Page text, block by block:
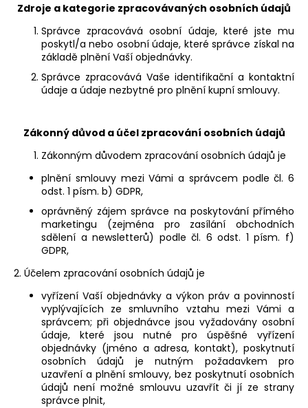
Zdroje a kategorie zpracovávaných osobních údajů
Správce zpracovává osobní údaje, které jste mu
poskytl/a nebo osobní údaje, které správce získal na
základě plnění Vaší objednávky.
Správce zpracovává Vaše identifikační a kontaktní
údaje a údaje nezbytné pro plnění kupní smlouvy.
Zákonný důvod a účel zpracování osobních údajů
Zákonným důvodem zpracování osobních údajů je
plnění smlouvy mezi Vámi a správcem podle čl. 6
odst. 1 písm. b) GDPR,
oprávněný zájem správce na poskytování přímého
marketingu (zejména pro zasílání obchodních
sdělení a newsletterů) podle čl. 6 odst. 1 písm. f)
GDPR,
2. Účelem zpracování osobních údajů je
vyřízení Vaší objednávky a výkon práv a povinností
vyplývajících ze smluvního vztahu mezi Vámi a
správcem; při objednávce jsou vyžadovány osobní
údaje, které jsou nutné pro úspěšné vyřízení
objednávky (jméno a adresa, kontakt), poskytnutí
osobních údajů je nutným požadavkem pro
uzavření a plnění smlouvy, bez poskytnutí osobních
údajů není možné smlouvu uzavřít či jí ze strany
správce plnit,
o